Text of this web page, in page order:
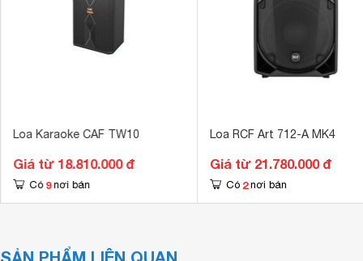
Loa Karaoke CAF TW10
Giá từ 18.810.000 đ
Có 9 nơi bán
Loa RCF Art 712-A MK4
Giá từ 21.780.000 đ
Có 2 nơi bán
SẢN PHẨM LIÊN QUAN